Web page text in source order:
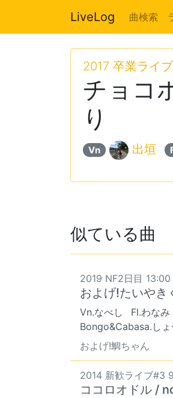
LiveLog 曲検索
2017 卒業ライブ
チョコ
り
Vn 出垣
似ている曲
2019 NF2日目 13:00
およげ!たいやき
Vn.なべし Fl.わなみ
Bongo&Cabasa.し
およげ!鯛ちゃん
2014 新歓ライブ#3 9
ココロオドル /